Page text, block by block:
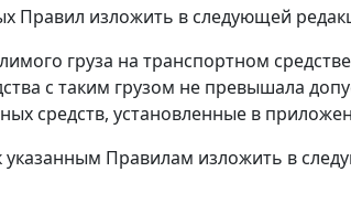
Правил изложить в следующей
груза на транспортном
с таким грузом не превышала
средств, установленные в
указанным Правилам изложить в